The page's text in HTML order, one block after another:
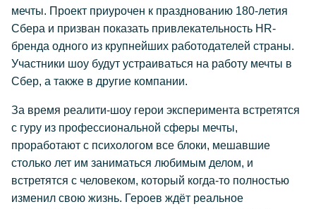
мечты. Проект приурочен к празднованию 180-летия
Сбера и призван показать привлекательность HR-
бренда одного из крупнейших работодателей страны.
Участники шоу будут устраиваться на работу мечты в
Сбер, а также в другие компании.
За время реалити-шоу герои эксперимента встретятся
с гуру из профессиональной сферы мечты,
проработают с психологом все блоки, мешавшие
столько лет им заниматься любимым делом, и
встретятся с человеком, который когда-то полностью
изменил свою жизнь. Героев ждёт реальное